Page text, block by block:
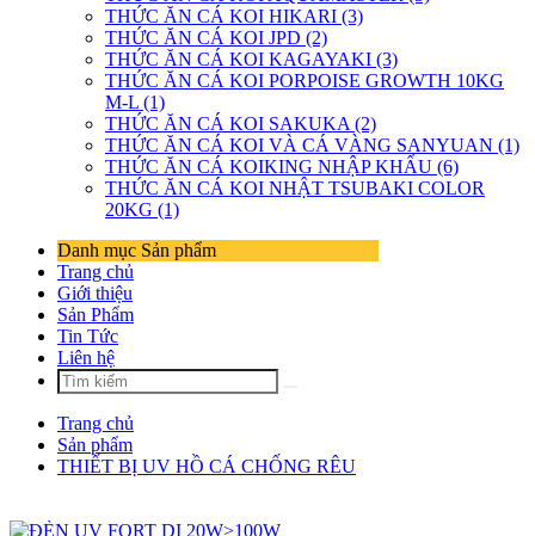
THỨC ĂN CÁ KOI HIKARI (3)
THỨC ĂN CÁ KOI JPD (2)
THỨC ĂN CÁ KOI KAGAYAKI (3)
THỨC ĂN CÁ KOI PORPOISE GROWTH 10KG
M-L (1)
THỨC ĂN CÁ KOI SAKUKA (2)
THỨC ĂN CÁ KOI VÀ CÁ VÀNG SANYUAN (1)
THỨC ĂN CÁ KOIKING NHẬP KHẨU (6)
THỨC ĂN CÁ KOI NHẬT TSUBAKI COLOR
20KG (1)
Danh mục Sản phẩm
Trang chủ
Giới thiệu
Sản Phẩm
Tin Tức
Liên hệ
Trang chủ
Sản phẩm
THIẾT BỊ UV HỒ CÁ CHỐNG RÊU